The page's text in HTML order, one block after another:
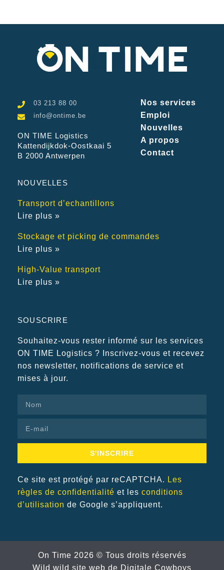
03 213 88 00
info@ontime.be
ON TIME Logistics
Kattendijkdok-Oostkaai 5
B 2000 Antwerpen
Nos services
Emploi
Nouvelles
A propos
Contact
NOUVELLES
Transport d’echantillons
Lire plus »
Stockage et picking de commandes
Lire plus »
High-Value transport
Lire plus »
SOUSCRIRE
Souhaitez-vous rester informé sur les services
ON TIME Logistics ? Inscrivez-vous et recevez
nos newsletter, notifications de service et
mises à jour.
S'INSCRIRE
Ce site est protégé par reCAPTCHA. Les
règles de confidentialité et les conditions
d’utilisation de Google s’appliquent.
On Time 2026 © Tous droits réservés
Wild wild site web de Digitale Cowboys